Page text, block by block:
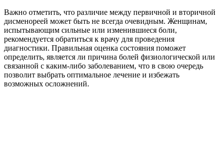
Важно отметить, что различие между первичной и вторичной
дисменореей может быть не всегда очевидным. Женщинам,
испытывающим сильные или изменившиеся боли,
рекомендуется обратиться к врачу для проведения
диагностики. Правильная оценка состояния поможет
определить, является ли причина болей физиологической или
связанной с каким-либо заболеванием, что в свою очередь
позволит выбрать оптимальное лечение и избежать
возможных осложнений.